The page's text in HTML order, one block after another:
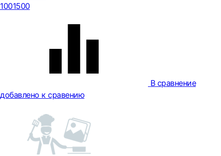
1001500
В сравнение
добавлено к сравению